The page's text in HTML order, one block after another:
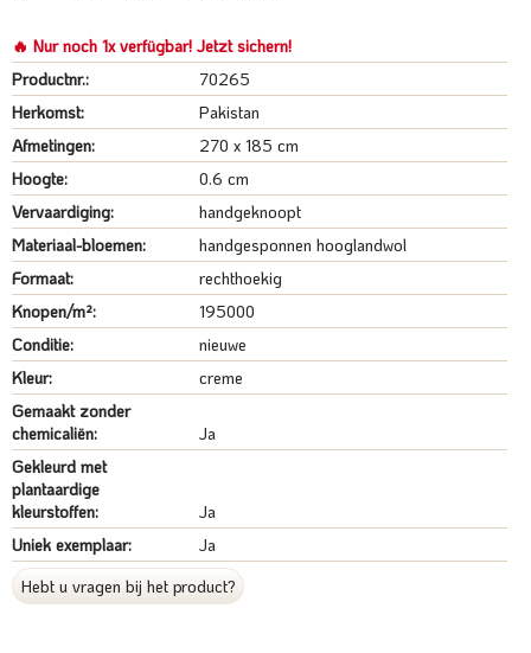
🔥 Nur noch 1x verfügbar! Jetzt sichern!
Productnr.:
70265
Herkomst:
Pakistan
Afmetingen:
270 x 185 cm
Hoogte:
0.6 cm
Vervaardiging:
handgeknoopt
Materiaal-bloemen:
handgesponnen hooglandwol
Formaat:
rechthoekig
Knopen/m²:
195000
Conditie:
nieuwe
Kleur:
creme
Gemaakt zonder
chemicaliën:
Ja
Gekleurd met
plantaardige
kleurstoffen:
Ja
Uniek exemplaar:
Ja
Hebt u vragen bij het product?